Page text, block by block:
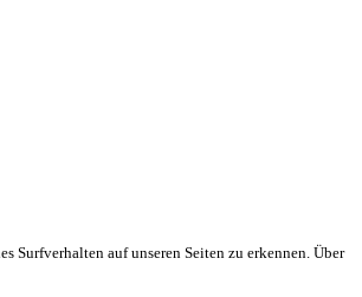
Surfverhalten auf unseren Seiten zu erkennen. Über